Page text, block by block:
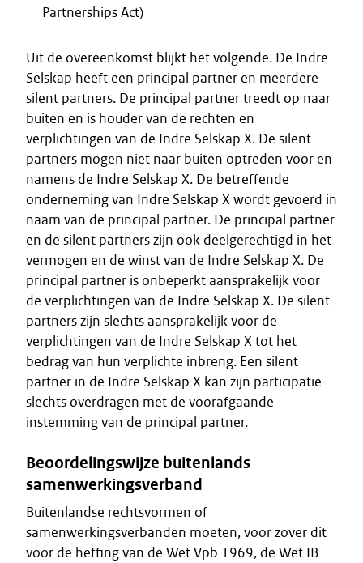
Partnerships Act)
Uit de overeenkomst blijkt het volgende. De Indre
Selskap heeft een principal partner en meerdere
silent partners. De principal partner treedt op naar
buiten en is houder van de rechten en
verplichtingen van de Indre Selskap X. De silent
partners mogen niet naar buiten optreden voor en
namens de Indre Selskap X. De betreffende
onderneming van Indre Selskap X wordt gevoerd in
naam van de principal partner. De principal partner
en de silent partners zijn ook deelgerechtigd in het
vermogen en de winst van de Indre Selskap X. De
principal partner is onbeperkt aansprakelijk voor
de verplichtingen van de Indre Selskap X. De silent
partners zijn slechts aansprakelijk voor de
verplichtingen van de Indre Selskap X tot het
bedrag van hun verplichte inbreng. Een silent
partner in de Indre Selskap X kan zijn participatie
slechts overdragen met de voorafgaande
instemming van de principal partner.
Beoordelingswijze buitenlands
samenwerkingsverband
Buitenlandse rechtsvormen of
samenwerkingsverbanden moeten, voor zover dit
voor de heffing van de Wet Vpb 1969, de Wet IB